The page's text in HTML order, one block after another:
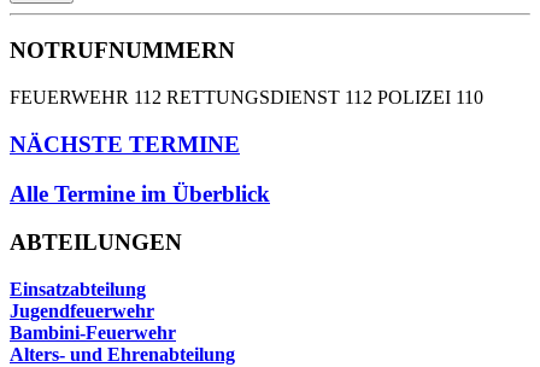
NOTRUFNUMMERN
FEUERWEHR 112 RETTUNGSDIENST 112 POLIZEI 110
NÄCHSTE TERMINE
Alle Termine im Überblick
ABTEILUNGEN
Einsatzabteilung
Jugendfeuerwehr
Bambini-Feuerwehr
Alters- und Ehrenabteilung